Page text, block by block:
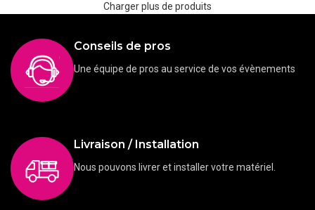
Charger plus de produits
Conseils de pros
Une équipe de pros au service de vos évènements
Livraison / Installation
Nous pouvons livrer et installer votre matériel.